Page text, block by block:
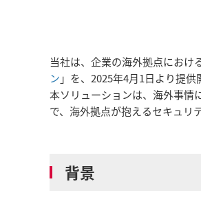
当社は、企業の海外拠点におけ
ン 」を、2025年4月1日より提供
本ソリューションは、海外事情
で、海外拠点が抱えるセキュリ
背景